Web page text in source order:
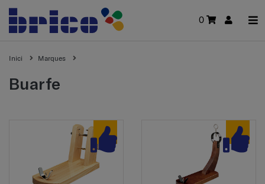
0
Inici Marques
buarfe